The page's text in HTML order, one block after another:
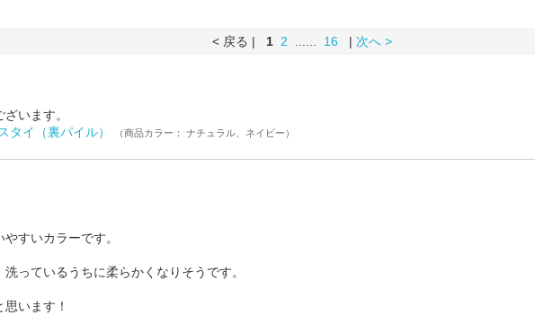
< 戻る | 1 2 ...... 16 | 次へ >
います。
タイ（裏パイル） （商品カラー： ナチュラル、ネイビー）
すいカラーです。
っているうちに柔らかくなりそうです。
います！